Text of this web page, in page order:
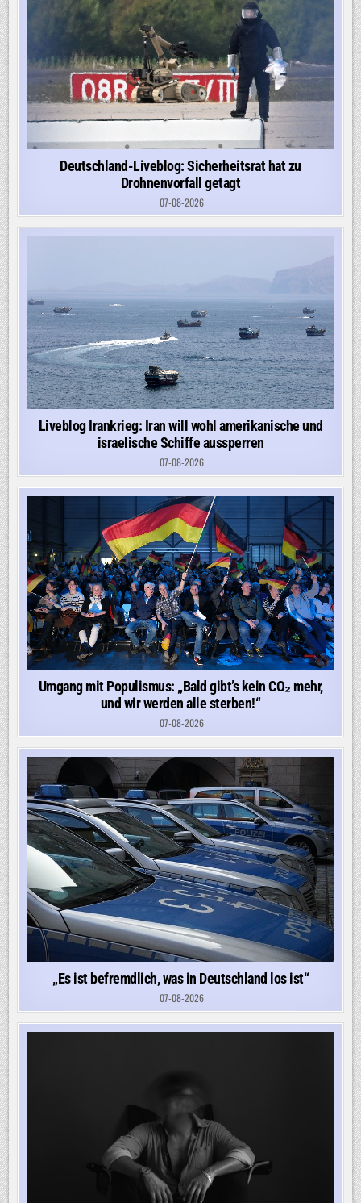
Deutschland-Liveblog: Sicherheitsrat hat zu
Drohnenvorfall getagt
07-08-2026
Liveblog Irankrieg: Iran will wohl amerikanische und
israelische Schiffe aussperren
07-08-2026
Umgang mit Populismus: „Bald gibt’s kein CO₂ mehr,
und wir werden alle sterben!“
07-08-2026
„Es ist befremdlich, was in Deutschland los ist“
07-08-2026